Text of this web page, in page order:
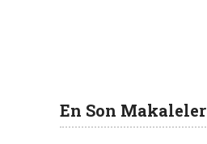
En Son Makaleler